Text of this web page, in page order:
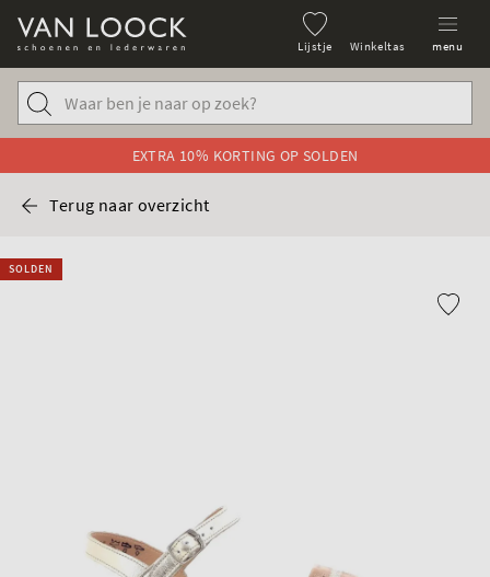
Lijstje Winkeltas menu
EXTRA 10% KORTING OP SOLDEN
Terug naar overzicht
SOLDEN